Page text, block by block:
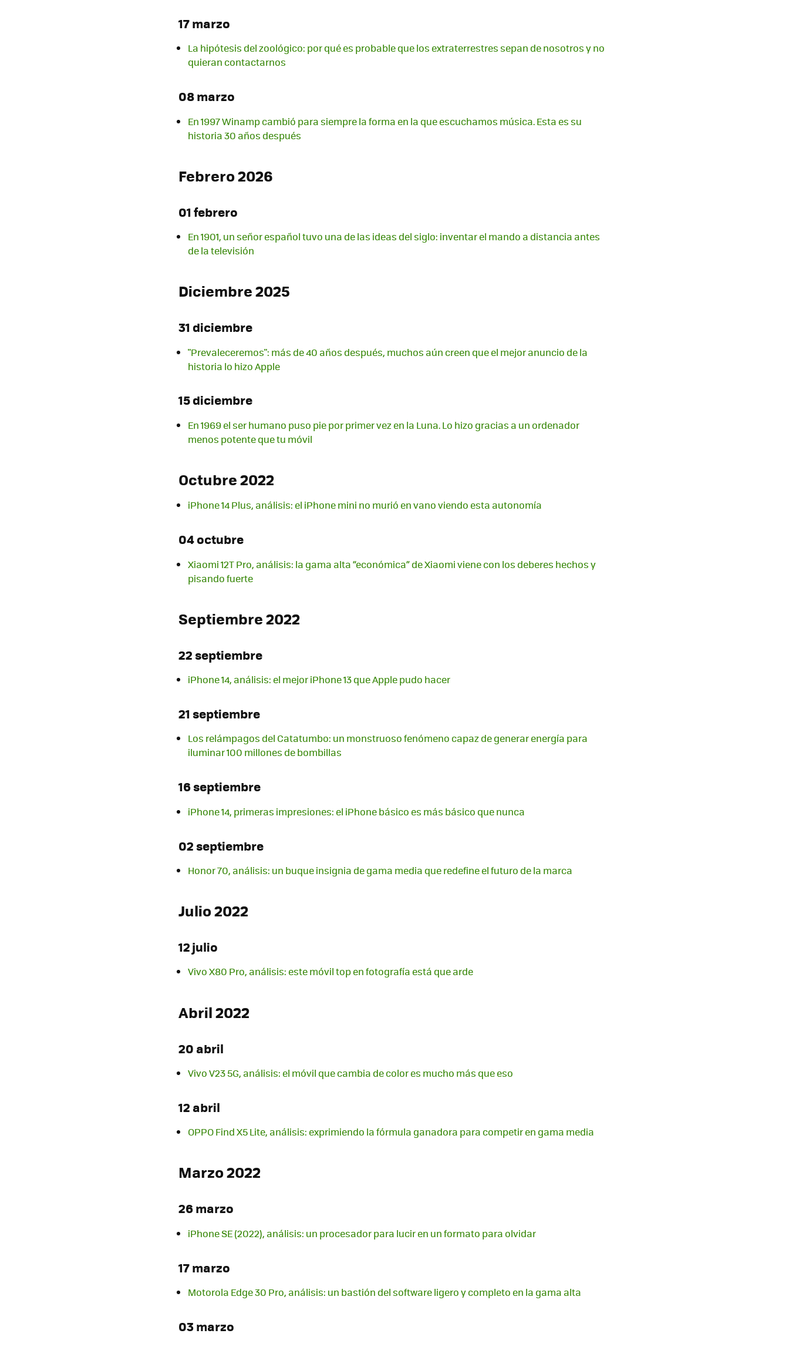
17 marzo
La hipótesis del zoológico: por qué es probable que los extraterrestres sepan de nosotros y no
quieran contactarnos
08 marzo
En 1997 Winamp cambió para siempre la forma en la que escuchamos música. Esta es su
historia 30 años después
Febrero 2026
01 febrero
En 1901, un señor español tuvo una de las ideas del siglo: inventar el mando a distancia antes
de la televisión
Diciembre 2025
31 diciembre
"Prevaleceremos": más de 40 años después, muchos aún creen que el mejor anuncio de la
historia lo hizo Apple
15 diciembre
En 1969 el ser humano puso pie por primer vez en la Luna. Lo hizo gracias a un ordenador
menos potente que tu móvil
Octubre 2022
iPhone 14 Plus, análisis: el iPhone mini no murió en vano viendo esta autonomía
04 octubre
Xiaomi 12T Pro, análisis: la gama alta “económica” de Xiaomi viene con los deberes hechos y
pisando fuerte
Septiembre 2022
22 septiembre
iPhone 14, análisis: el mejor iPhone 13 que Apple pudo hacer
21 septiembre
Los relámpagos del Catatumbo: un monstruoso fenómeno capaz de generar energía para
iluminar 100 millones de bombillas
16 septiembre
iPhone 14, primeras impresiones: el iPhone básico es más básico que nunca
02 septiembre
Honor 70, análisis: un buque insignia de gama media que redefine el futuro de la marca
Julio 2022
12 julio
Vivo X80 Pro, análisis: este móvil top en fotografía está que arde
Abril 2022
20 abril
Vivo V23 5G, análisis: el móvil que cambia de color es mucho más que eso
12 abril
OPPO Find X5 Lite, análisis: exprimiendo la fórmula ganadora para competir en gama media
Marzo 2022
26 marzo
iPhone SE (2022), análisis: un procesador para lucir en un formato para olvidar
17 marzo
Motorola Edge 30 Pro, análisis: un bastión del software ligero y completo en la gama alta
03 marzo